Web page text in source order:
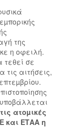
της
η οφειλή.
τεθεί σε
αιτήσεις,
ατοµικές
και ΕΤΑΑ η